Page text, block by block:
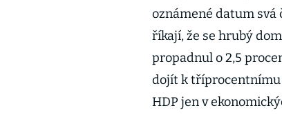
oznámené datum
říkají, že se hrubý
propadnul o 2,5
dojít k tříprocentnímu
HDP jen v